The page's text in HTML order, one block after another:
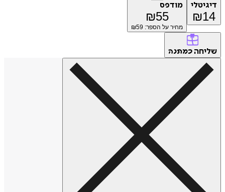
דיגיטלי
₪14
מודפס
₪55
מחיר על הספר: ₪ 59
שליחה כמתנה